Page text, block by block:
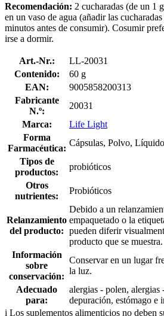
Recomendación: 2 cucharadas (de un 1
en un vaso de agua (añadir las
minutos antes de consumir). Cosumir
irse a dormir.
Art.-Nr.:
LL-20031
Contenido:
60 g
EAN:
9005858200313
Fabricante
N.º:
20031
Marca:
Life Light
Forma
Farmacéutica:
Cápsulas, Polvo,
Tipos de
productos:
probióticos
Otros
nutrientes:
Probióticos
Relanzamiento
del producto:
Debido a un
empaquetado o la
pueden diferir
producto que se muestra.
Información
sobre
conservación:
Conservar en un lugar
la luz.
Adecuado
para:
alergias - polen,
depuración, estómago e
i Los suplementos alimenticios no deben